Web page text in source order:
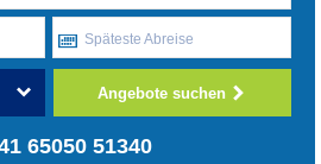
Späteste Abreise
Angebote suchen
65050 51340